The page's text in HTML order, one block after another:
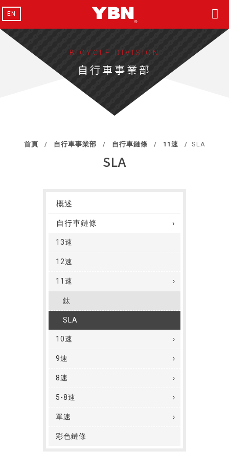
EN
BICYCLE DIVISION
自行車事業部
首頁 自行車事業部 自行車鏈條 11速 SLA
SLA
概述
自行車鏈條
13速
12速
11速
鈦
SLA
10速
9速
8速
5-8速
單速
彩色鏈條